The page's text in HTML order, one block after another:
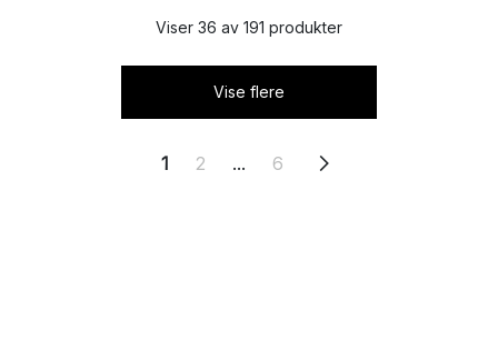
Viser 36 av 191 produkter
Vise flere
1 2 ... 6